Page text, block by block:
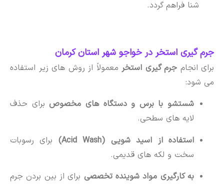
شنا فراهم گردد.
جرم گیری استخر در خواجو شهر استان کرمان
برای انجام جرم گیری استخرمعمولاً از روش های زیر استفاده
می شود:
شستشو با برس و دستگاه های مخصوصبرای حذف
لایه های سطحی.
استفاده از اسید شویی (Acid Wash)
برای رسوبات
سخت و لکه های قدیمی.
به کارگیری مواد شوینده تخصصیبرای از بین بردن جرم